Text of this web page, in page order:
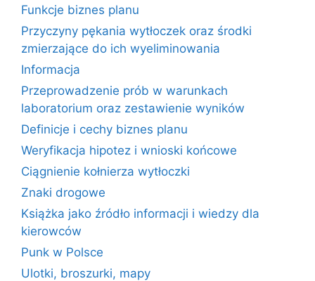
Funkcje biznes planu
Przyczyny pękania wytłoczek oraz środki
zmierzające do ich wyeliminowania
Informacja
Przeprowadzenie prób w warunkach
laboratorium oraz zestawienie wyników
Definicje i cechy biznes planu
Weryfikacja hipotez i wnioski końcowe
Ciągnienie kołnierza wytłoczki
Znaki drogowe
Książka jako źródło informacji i wiedzy dla
kierowców
Punk w Polsce
Ulotki, broszurki, mapy